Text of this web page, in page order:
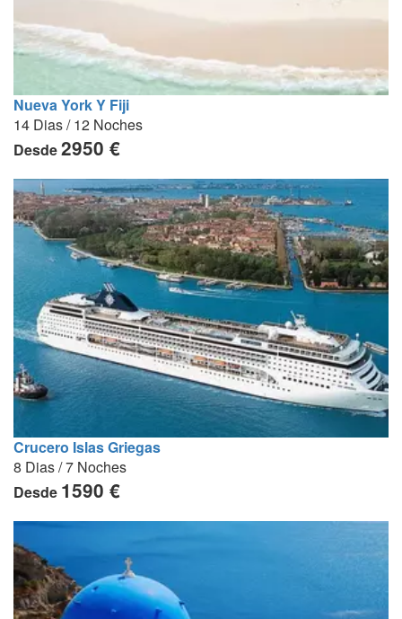
Nueva York Y Fiji
14 Dias / 12 Noches
Desde2950 €
Crucero Islas Griegas
8 Dias / 7 Noches
Desde 1590 €